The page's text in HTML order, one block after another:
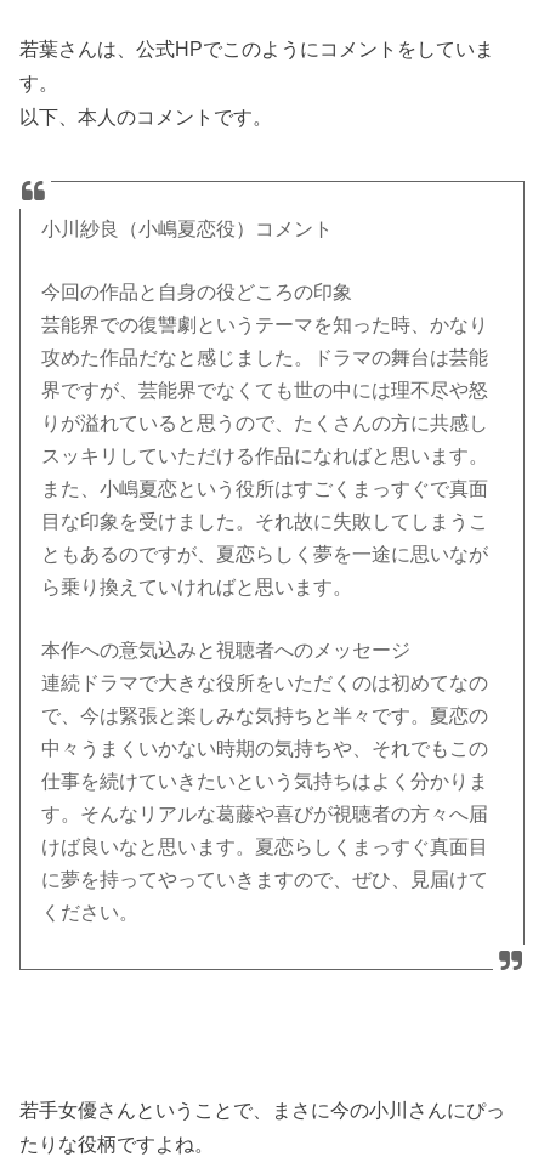
若葉さんは、公式HPでこのようにコメントをしていま
す。
以下、本人のコメントです。
小川紗良（小嶋夏恋役）コメント
今回の作品と自身の役どころの印象
芸能界での復讐劇というテーマを知った時、かなり
攻めた作品だなと感じました。ドラマの舞台は芸能
界ですが、芸能界でなくても世の中には理不尽や怒
りが溢れていると思うので、たくさんの方に共感し
スッキリしていただける作品になればと思います。
また、小嶋夏恋という役所はすごくまっすぐで真面
目な印象を受けました。それ故に失敗してしまうこ
ともあるのですが、夏恋らしく夢を一途に思いなが
ら乗り換えていければと思います。
本作への意気込みと視聴者へのメッセージ
連続ドラマで大きな役所をいただくのは初めてなの
で、今は緊張と楽しみな気持ちと半々です。夏恋の
中々うまくいかない時期の気持ちや、それでもこの
仕事を続けていきたいという気持ちはよく分かりま
す。そんなリアルな葛藤や喜びが視聴者の方々へ届
けば良いなと思います。夏恋らしくまっすぐ真面目
に夢を持ってやっていきますので、ぜひ、見届けて
ください。
若手女優さんということで、まさに今の小川さんにぴっ
たりな役柄ですよね。